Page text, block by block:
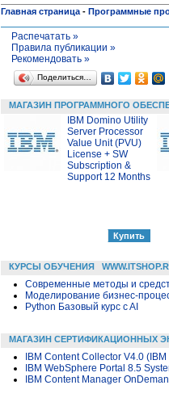
Главная страница - Программные
Распечатать »
Правила публикации »
Рекомендовать »
Поделиться…
МАГАЗИН ПРОГРАММНОГО
IBM Domino Utility
Server Processor
Value Unit (PVU)
License + SW
Subscription &
Support 12 Months
КУРСЫ ОБУЧЕНИЯ
Современные методы и
Моделирование бизнес-
Python Базовый курс c AI
МАГАЗИН СЕРТИФИКАЦИОННЫХ
IBM Content Collector V4.0
IBM WebSphere Portal 8.5
IBM Content Manager